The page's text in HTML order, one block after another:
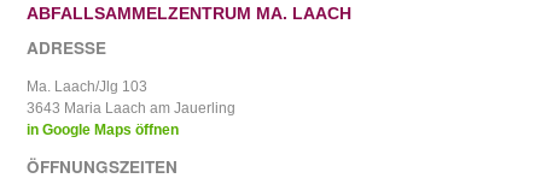
ABFALLSAMMELZENTRUM MA. LAACH
ADRESSE
Ma. Laach/Jlg 103
3643 Maria Laach am Jauerling
in Google Maps öffnen
ÖFFNUNGSZEITEN